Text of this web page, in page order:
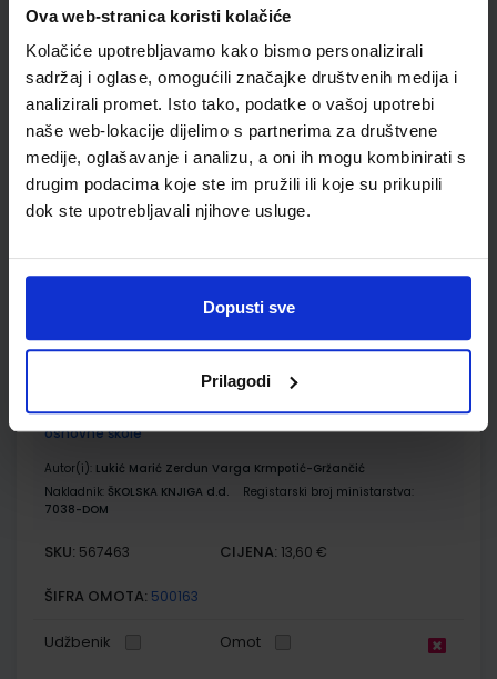
Ova web-stranica koristi kolačiće
Kolačiće upotrebljavamo kako bismo personalizirali
sadržaj i oglase, omogućili značajke društvenih medija i
analizirali promet. Isto tako, podatke o vašoj upotrebi
naše web-lokacije dijelimo s partnerima za društvene
medije, oglašavanje i analizu, a oni ih mogu kombinirati s
drugim podacima koje ste im pružili ili koje su prikupili
dok ste upotrebljavali njihove usluge.
Dopusti sve
Prilagodi
ŠIFRA OMOTA: 500163
Udžbenik Omot
KEMIJA 8; udžbenik kemije s dodatnim digitalnim sadržajima
u osmom razredu osnovne škole
Autor(i):Lukić Marić Zerdun Varga Maričević Krmpotić-Gržančić
Nakladnik:ŠKOLSKA KNJIGA d.d. Registarski broj ministarstva:
SKU: CIJENA:
Udžbenik Omot
KEMIJA 8; radna bilježnica za kemiju u osmom razredu
osnovne škole
Autor(i): Lukić Marić Zerdun Varga Krmpotić-Gržančić
Nakladnik: ŠKOLSKA KNJIGA d.d.
Registarski broj ministarstva:
7038-DOM
SKU: 567463 CIJENA: 13,60 €
ŠIFRA OMOTA: 500163
Udžbenik Omot